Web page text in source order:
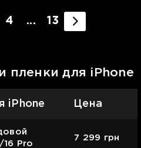
4 ... 13
пленки для iPhone
iPhone Цена
16 Pro
7 299 грн